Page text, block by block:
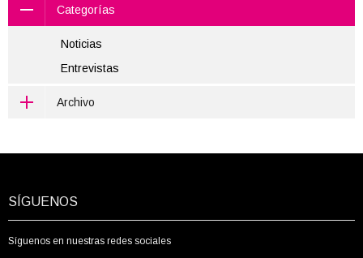
Categorías
Noticias
Entrevistas
Archivo
SÍGUENOS
Síguenos en nuestras redes sociales